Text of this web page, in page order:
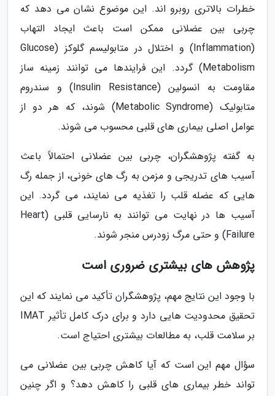
خطرات بالاتری روبرو اند. این موضوع نشان می دهد که
چربی بین عضلانی ممکن است باعث ایجاد التهاب
(Inflammation) و اختلال در متابولیسم گلوکز (Glucose
Metabolism) گردد. این فرایندها می توانند زمینه ساز
مقاومت به انسولین (Insulin Resistance) و سندروم
متابولیک (Metabolic Syndrome) شوند، که هر دو از
عوامل اصلی بیماری های قلبی محسوب می شوند.
به گفته پژوهشگران، چربی بین عضلانی احتمالاً باعث
آسیب های تدریجی و مزمن به رگ های خونی، از جمله رگ
هایی که عضله قلب را تغذیه می نمایند، می گردد. این
آسیب ها در نهایت می توانند به نارسایی قلبی (Heart
Failure) و حتی مرگ زودرس منجر شوند.
پژوهش های بیشتری ضروری است
با وجود این نتایج مهم، پژوهشگران تأکید می نمایند که این
تحقیق محدودیت هایی دارد و برای درک کامل تأثیر IMAT
بر سلامت قلب، به مطالعات بیشتری احتیاج است.
سؤال مهم این است که آیا کاهش چربی بین عضلانی می
تواند خطر بیماری های قلبی را کاهش دهد؟ و اگر چنین